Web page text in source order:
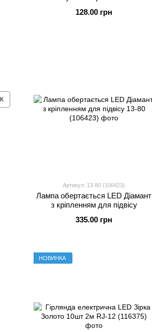
128.00 грн
Артикул: 13-80 (106423)
Лампа обертається LED Діамант
з кріпленням для підвісу
335.00 грн
НОВИНКА